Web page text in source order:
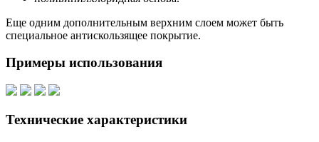
Еще одним дополнительным верхним слоем может быть
специальное антискользящее покрытие.
Примеры использования
Технические характеристики